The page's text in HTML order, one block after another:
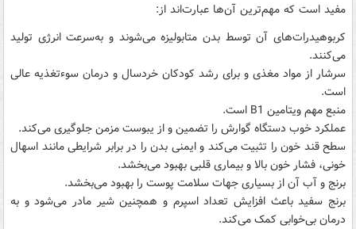
مفید است که مهم‌ترین آن‌ها عبارت‌اند از:
کربوهیدرات‌های آن توسط بدن متابولیزه می‌شوند و به‌سرعت انرژی تولید
می‌کنند.
سرشار از مواد مغذی و برای رشد کودکان خردسال و درمان سوءتغذیه عالی
است.
منبع مهم ویتامین B1 است.
عملکرد خوب دستگاه گوارش را تضمین و از یبوست مزمن جلوگیری می‌کند.
سطح قند خون را تثبیت می‌کند و ایمنی بدن را در برابر شرایطی مانند اسهال
خونی، فشار خون بالا و بیماری قلبی بهبود می‌بخشد.
برنج و آب آن از بسیاری جهات سلامت پوست را بهبود می‌بخشد.
برنج سفید باعث افزایش تعداد اسپرم و همچنین شیر مادر می‌شود و به
درمان بی‌خوابی کمک می‌کند.